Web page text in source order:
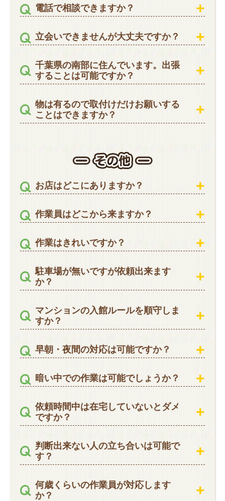
電話で相談できますか？
立会いできませんが大丈夫ですか？
千葉県の南部に住んでいます。出張
することは可能ですか？
物は有るので取付けだけお願いする
ことはできますか？
お店はどこにありますか？
作業員はどこから来ますか？
作業はきれいですか？
駐車場が無いですが依頼出来ます
か？
マンションの入館ルールを順守しま
すか？
早朝・夜間の対応は可能ですか？
暗い中での作業は可能でしょうか？
依頼時間中は在宅していないとダメ
ですか？
判断出来ない人の立ち合いは可能で
す？
何歳くらいの作業員が対応します
か？